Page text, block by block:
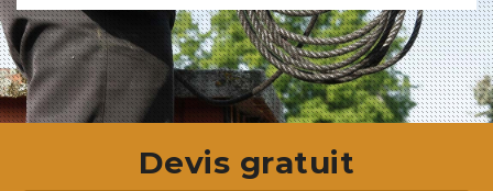
Devis gratuit